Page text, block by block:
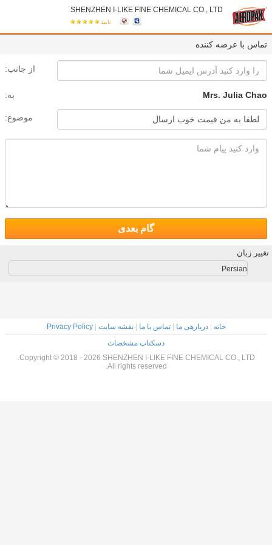
SHENZHEN I-LIKE FINE CHEMICAL CO., LTD
تایید
تماس با عرضه کننده
از جانب:
به: Mrs. Julia Chao
موضوع:
گام بعدی
تغییر زبان
Persian
خانه |دربارهی ما |تماس با ما |نقشه سایت |
Privacy Policy
دسکتاپ مشخصات
Copyright © 2018 - 2026 SHENZHEN I-LIKE FINE CHEMICAL CO., LTD.
All rights reserved.